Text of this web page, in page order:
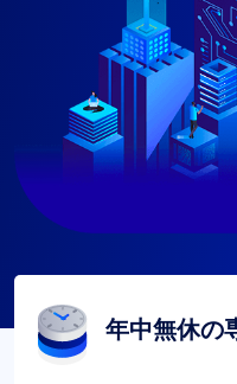
年中無休の